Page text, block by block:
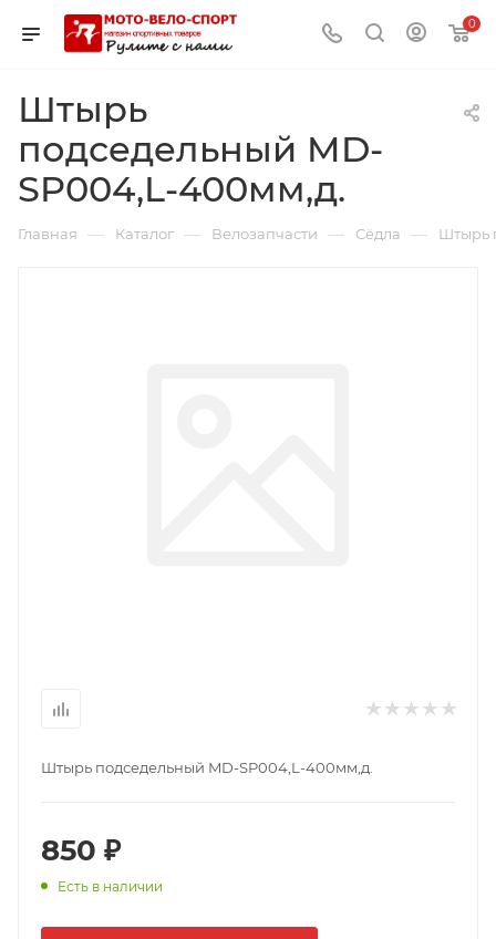
0
Штырь
подседельный MD-
SP004,L-400мм,д.
Главная — Каталог — Велозапчасти — Сёдла — Штырь
Штырь подседельный MD-SP004,L-400мм,д.
850 ₽
Есть в наличии